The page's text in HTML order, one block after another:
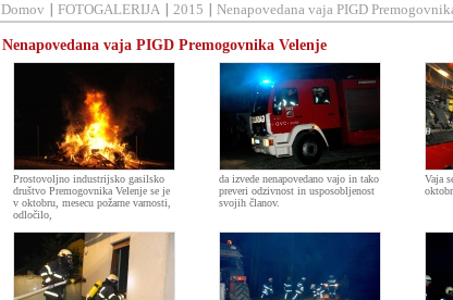
Domov FOTOGALERIJA 2015 Nenapovedana vaja PIGD
Nenapovedana vaja PIGD Premogovnika Velenje
Prostovoljno industrijsko gasilsko
društvo Premogovnika Velenje se je
v oktobru, mesecu požarne varnosti,
odločilo,
da izvede nenapovedano vajo in tako
preveri odzivnost in usposobljenost
svojih članov.
Vaja